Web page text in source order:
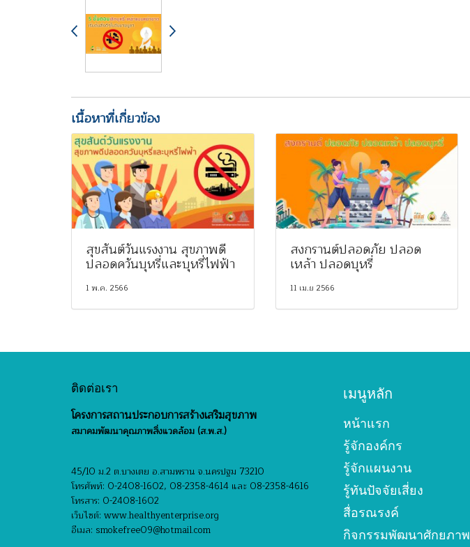
เนื้อหาที่เกี่ยวข้อง
สุขสันต์วันแรงงาน สุขภาพดี
ปลอดควันบุหรี่และบุหรี่ไฟฟ้า
1 พ.ค. 2566
สงกรานต์ปลอดภัย ปลอด
เหล้า ปลอดบุหรี่
11 เม.ย 2566
ติดต่อเรา
โครงการสถานประกอบการสร้างเสริมสุขภาพ
สมาคมพัฒนาคุณภาพสิ่งแวดล้อม (ส.พ.ส.)
45/10 ม.2 ต.บางเตย อ.สามพราน จ.นครปฐม 73210
โทรศัพท์: 0-2408-1602, 08-2358-4614 และ 08-2358-4616
โทรสาร: 0-2408-1602
เว็บไซต์: www.healthyenterprise.org
อีเมล: smokefree09@hotmail.com
เมนูหลัก
หน้าแรก
รู้จักองค์กร
รู้จักแผนงาน
รู้ทันปัจจัยเสี่ยง
สื่อรณรงค์
กิจกรรมพัฒนาศักยภาพ